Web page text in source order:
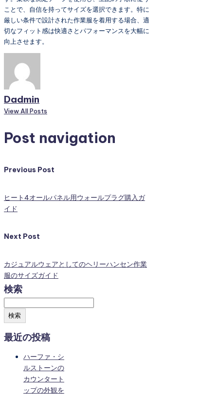
ことで、自信を持ってサイズを選択できます。特に
厳しい条件で設計された作業服を着用する場合、適
切なフィット感は快適さとパフォーマンスを大幅に
向上させます。
Dadmin
View All Posts
Post navigation
Previous Post
ヒート4オールパネル用ウォールプラグ購入ガ
イド
Next Post
カジュアルウェアとしてのヘリーハンセン作業
服のサイズガイド
検索
検索
最近の投稿
ハーファ・シ
ルストーンの
カウンタート
ップの外観を